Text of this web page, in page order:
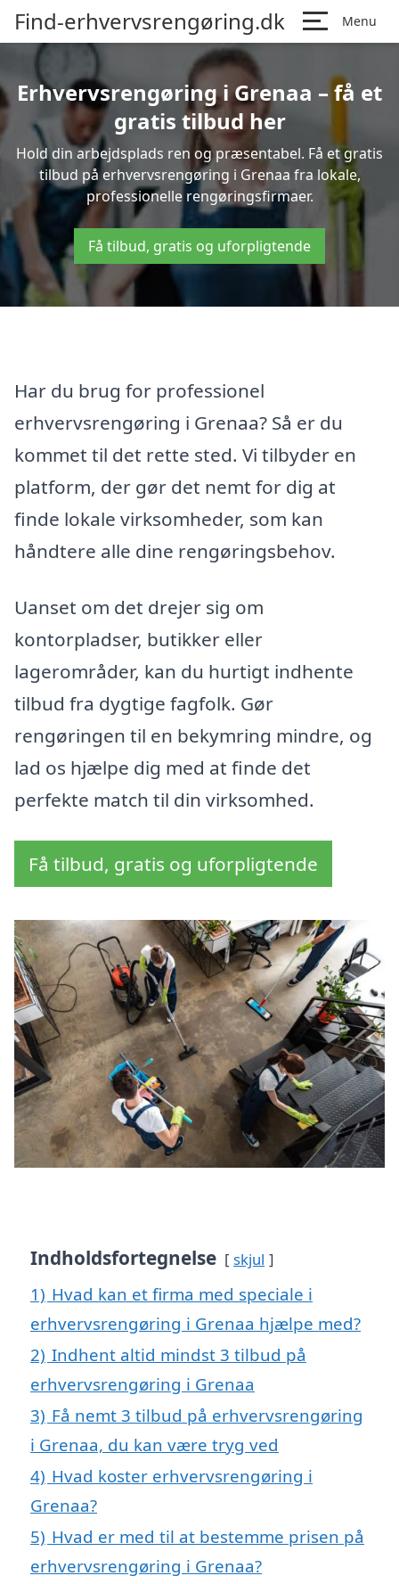
Find-erhvervsrengøring.dk Menu
Erhvervsrengøring i Grenaa – få et
gratis tilbud her
Hold din arbejdsplads ren og præsentabel. Få et gratis
tilbud på erhvervsrengøring i Grenaa fra lokale,
professionelle rengøringsfirmaer.
Få tilbud, gratis og uforpligtende
Har du brug for professionel
erhvervsrengøring i Grenaa? Så er du
kommet til det rette sted. Vi tilbyder en
platform, der gør det nemt for dig at
finde lokale virksomheder, som kan
håndtere alle dine rengøringsbehov.
Uanset om det drejer sig om
kontorpladser, butikker eller
lagerområder, kan du hurtigt indhente
tilbud fra dygtige fagfolk. Gør
rengøringen til en bekymring mindre, og
lad os hjælpe dig med at finde det
perfekte match til din virksomhed.
Få tilbud, gratis og uforpligtende
Indholdsfortegnelse skjul
1) Hvad kan et firma med speciale i
erhvervsrengøring i Grenaa hjælpe med?
2) Indhent altid mindst 3 tilbud på
erhvervsrengøring i Grenaa
3) Få nemt 3 tilbud på erhvervsrengøring
i Grenaa, du kan være tryg ved
4) Hvad koster erhvervsrengøring i
Grenaa?
5) Hvad er med til at bestemme prisen på
erhvervsrengøring i Grenaa?